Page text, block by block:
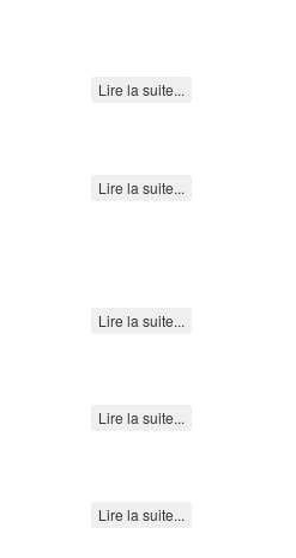
Lire la suite...
Lire la suite...
Lire la suite...
Lire la suite...
Lire la suite...